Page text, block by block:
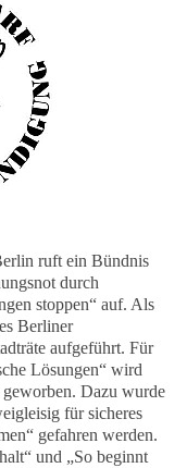
ruft ein Bündnis
durch
stoppen“ auf. Als
Berliner
aufgeführt. Für
Lösungen“ wird
Dazu wurde
für sicheres
gefahren werden.
und „So beginnt